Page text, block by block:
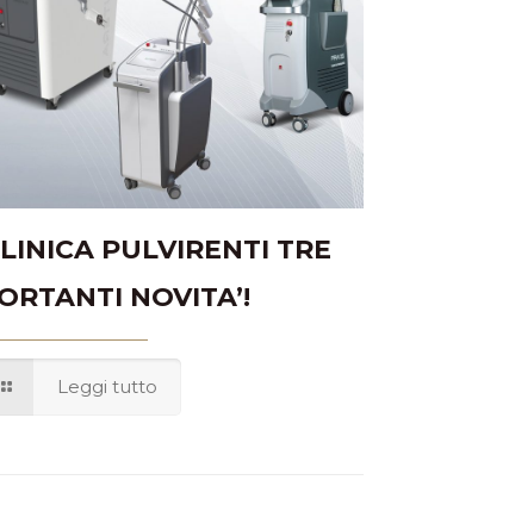
PULVIRENTI TRE
NOVITA’!
Leggi tutto